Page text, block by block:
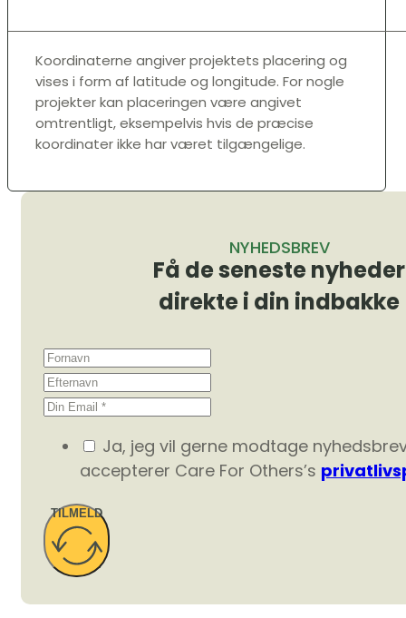
Koordinaterne angiver projektets placering og
vises i form af latitude og longitude. For nogle
projekter kan placeringen være angivet
omtrentligt, eksempelvis hvis de præcise
koordinater ikke har været tilgængelige.
NYHEDSBREV
Få de seneste nyheder
direkte i din indbakke
Ja, jeg vil gerne modtage
accepterer Care For Others’s
TILMELD